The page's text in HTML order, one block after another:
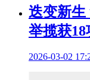
迭变新生
举揽获18
2026-03-02